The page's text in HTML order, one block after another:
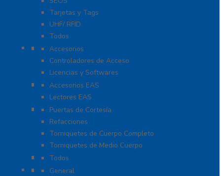
Tarjetas y Tags
UHF/ RFID
Todos
Paneles de Control de Acceso
Accesorios
Controladores de Acceso
Licencias y Softwares
Protección de Mercancía (EAS)
Accesorios EAS
Lectores EAS
Torniquetes y Puertas de Cortesía
Puertas de Cortesía
Refacciones
Torniquetes de Cuerpo Completo
Torniquetes de Medio Cuerpo
Teclados Autónomos
Todos
Refacciones
General